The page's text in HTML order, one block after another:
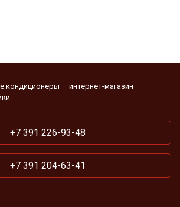
кондиционеры — интернет-магазин
+7 391 226-93-48
+7 391 204-63-41